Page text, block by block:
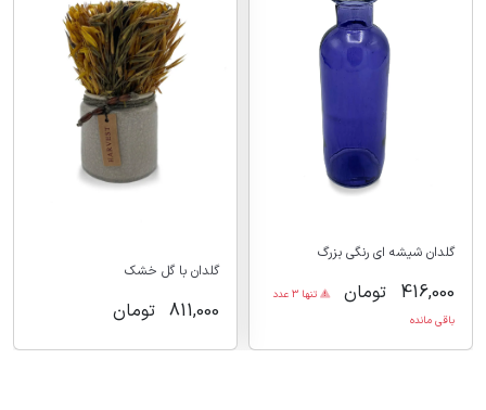
گلدان شیشه ای رنگی بزرگ
416,000 تومان
تنها 3 عدد
باقی مانده
گلدان با گل خشک
811,000 تومان